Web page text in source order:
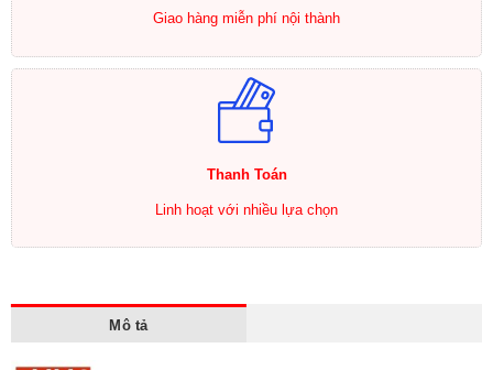
Giao hàng miễn phí nội thành
Thanh Toán
Linh hoạt với nhiều lựa chọn
Mô tả